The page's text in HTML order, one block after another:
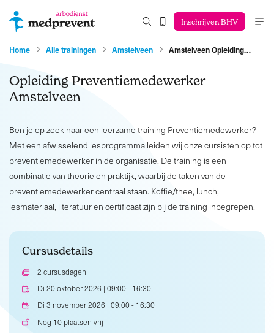
Inschrijven BHV
Home Alle trainingen Amstelveen Amstelveen Opleiding…
Opleiding Preventiemedewerker
Amstelveen
Ben je op zoek naar een leerzame training Preventiemedewerker?
Met een afwisselend lesprogramma leiden wij onze cursisten op tot
preventiemedewerker in de organisatie. De training is een
combinatie van theorie en praktijk, waarbij de taken van de
preventiemedewerker centraal staan. Koffie/thee, lunch,
lesmateriaal, literatuur en certificaat zijn bij de training inbegrepen.
Cursusdetails
2 cursusdagen
Di 20 oktober 2026 | 09:00 - 16:30
Di 3 november 2026 | 09:00 - 16:30
Nog 10 plaatsen vrij